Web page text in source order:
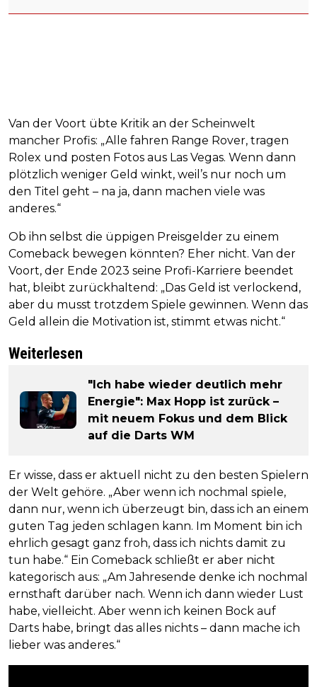
Van der Voort übte Kritik an der Scheinwelt
mancher Profis: „Alle fahren Range Rover, tragen
Rolex und posten Fotos aus Las Vegas. Wenn dann
plötzlich weniger Geld winkt, weil’s nur noch um
den Titel geht – na ja, dann machen viele was
anderes.“
Ob ihn selbst die üppigen Preisgelder zu einem
Comeback bewegen könnten? Eher nicht. Van der
Voort, der Ende 2023 seine Profi-Karriere beendet
hat, bleibt zurückhaltend: „Das Geld ist verlockend,
aber du musst trotzdem Spiele gewinnen. Wenn das
Geld allein die Motivation ist, stimmt etwas nicht.“
Weiterlesen
"Ich habe wieder deutlich mehr
Energie": Max Hopp ist zurück –
mit neuem Fokus und dem Blick
auf die Darts WM
Er wisse, dass er aktuell nicht zu den besten Spielern
der Welt gehöre. „Aber wenn ich nochmal spiele,
dann nur, wenn ich überzeugt bin, dass ich an einem
guten Tag jeden schlagen kann. Im Moment bin ich
ehrlich gesagt ganz froh, dass ich nichts damit zu
tun habe.“ Ein Comeback schließt er aber nicht
kategorisch aus: „Am Jahresende denke ich nochmal
ernsthaft darüber nach. Wenn ich dann wieder Lust
habe, vielleicht. Aber wenn ich keinen Bock auf
Darts habe, bringt das alles nichts – dann mache ich
lieber was anderes.“